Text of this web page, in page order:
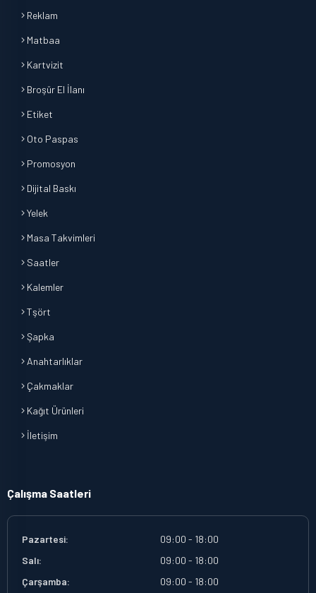
Reklam
Matbaa
Kartvizit
Broşür El İlanı
Etiket
Oto Paspas
Promosyon
Dijital Baskı
Yelek
Masa Takvimleri
Saatler
Kalemler
Tşört
Şapka
Anahtarlıklar
Çakmaklar
Kağıt Ürünleri
İletişim
Çalışma Saatleri
Pazartesi:
09:00 - 18:00
Salı:
09:00 - 18:00
Çarşamba:
09:00 - 18:00